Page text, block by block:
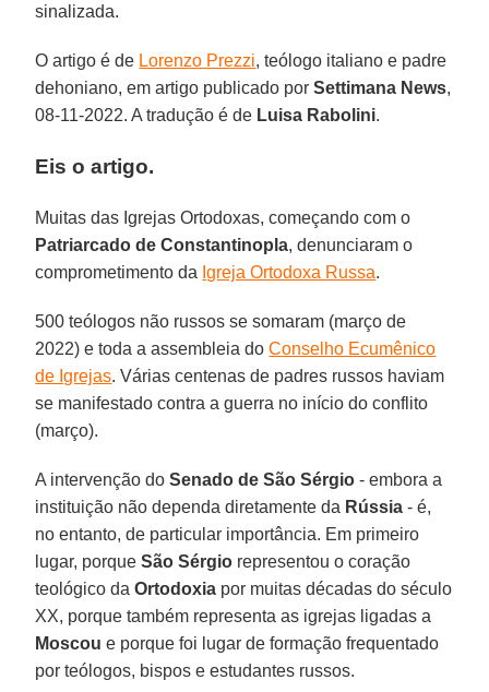
sinalizada.
O artigo é de Lorenzo Prezzi, teólogo italiano e padre
dehoniano, em artigo publicado porSettimana News,
08-11-2022. A tradução é de Luisa Rabolini.
Eis o artigo.
Muitas das Igrejas Ortodoxas, começando com o
Patriarcado de Constantinopla, denunciaram o
comprometimento da Igreja Ortodoxa Russa.
500 teólogos não russos se somaram (março de
2022) e toda a assembleia doConselho Ecumênico
de Igrejas. Várias centenas de padres russos haviam
se manifestado contra a guerra no início do conflito
(março).
A intervenção doSenado de São Sérgio - embora a
instituição não dependa diretamente da Rússia - é,
no entanto, de particular importância. Em primeiro
lugar, porqueSão Sérgio representou o coração
teológico daOrtodoxia por muitas décadas do século
XX, porque também representa as igrejas ligadas a
Moscou e porque foi lugar de formação frequentado
por teólogos, bispos e estudantes russos.